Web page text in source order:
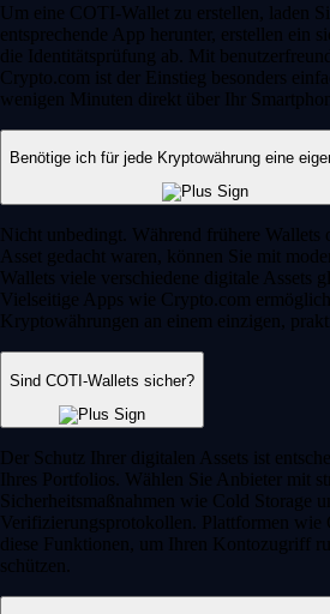
Um eine COTI-Wallet zu erstellen, laden
entsprechende App herunter, erstellen ein
die Identitätsprüfung ab. Mit
Crypto.com ist der Einstieg besonders
wenigen Minuten direkt über Ihr
Benötige ich für jede Kryptowährung eine
Nicht unbedingt. Während frühere Wallets
Asset gedacht waren, können Sie mit
Wallets viele verschiedene digitale Assets
Vielseitige Apps wie Crypto.com
Kryptowährungen an einem einzigen,
Sind COTI-Wallets sicher?
Der Schutz Ihrer digitalen Assets ist
Ihres Portfolios. Wählen Sie Anbieter mit
Sicherheitsmaßnahmen wie Cold Storage
Verifizierungsprotokollen. Plattformen wie
diese Funktionen, um Ihren Kontozugriff
schützen.